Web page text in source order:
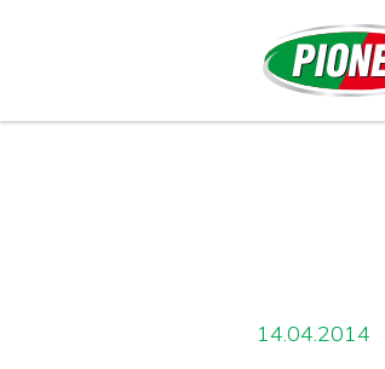
14.04.2014